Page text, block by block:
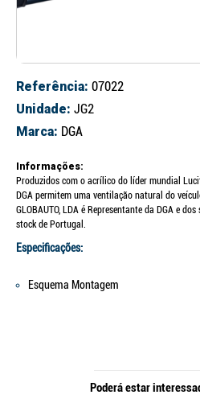
Referência: 07022
Unidade: JG2
Marca: DGA
Informações:
Produzidos com o acrílico do líder mundial
DGA permitem uma ventilação natural do
GLOBAUTO, LDA é Representante da DGA e
stock de Portugal.
Especificações:
Esquema Montagem
Poderá estar